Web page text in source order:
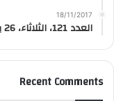
18/11/2017
العدد 121، الثلاثاء، 26 يناير 2016
Recent Comments